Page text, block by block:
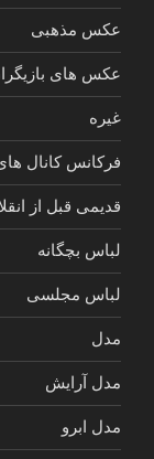
عکس مذهبی
عکس های
غیره
فرکانس کانال
قدیمی قبل از
لباس بچگانه
لباس مجلسی
مدل
مدل آرایش
مدل ابرو